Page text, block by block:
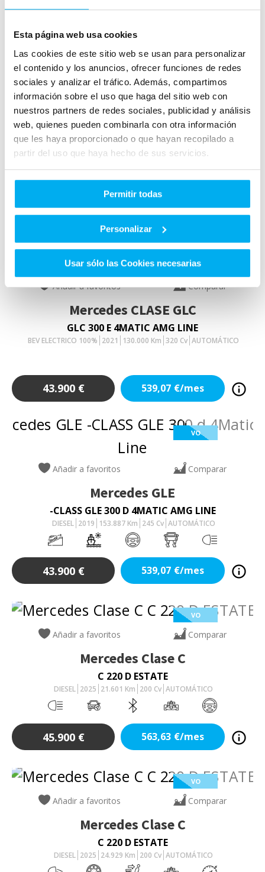
Esta página web usa cookies
Las cookies de este sitio web se usan para personalizar
el contenido y los anuncios, ofrecer funciones de redes
sociales y analizar el tráfico. Además, compartimos
información sobre el uso que haga del sitio web con
nuestros partners de redes sociales, publicidad y análisis
web, quienes pueden combinarla con otra información
que les haya proporcionado o que hayan recopilado a
partir del uso que haya hecho de sus servicios.
Permitir todas
Personalizar
Usar sólo las Cookies necesarias
VO
Añadir a favoritos Comparar
Mercedes CLASE GLC
GLC 300 E 4MATIC AMG LINE
BEV ELECTRICO 100% 2021 130.000 Km 320 Cv AUTOMÁTICO
43.900 € 539,07 €/mes
VO
Añadir a favoritos Comparar
Mercedes GLE
-CLASS GLE 300 D 4MATIC AMG LINE
DIESEL 2019 153.887Km 245 Cv AUTOMÁTICO
43.900 € 539,07 €/mes
VO
Añadir a favoritos Comparar
Mercedes Clase C
C 220 D ESTATE
DIESEL 2025 21.601 Km 200 Cv AUTOMÁTICO
45.900 € 563,63 €/mes
VO
Añadir a favoritos Comparar
Mercedes Clase C
C 220 D ESTATE
DIESEL 2025 24.929 Km 200 Cv AUTOMÁTICO